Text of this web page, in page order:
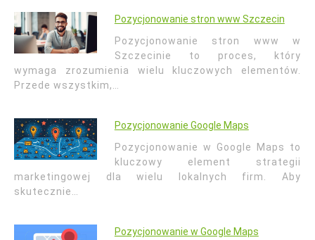
Pozycjonowanie stron www Szczecin
Pozycjonowanie stron www w
Szczecinie to proces, który
wymaga zrozumienia wielu kluczowych elementów.
Przede wszystkim,…
Pozycjonowanie Google Maps
Pozycjonowanie w Google Maps to
kluczowy element strategii
marketingowej dla wielu lokalnych firm. Aby
skutecznie…
Pozycjonowanie w Google Maps